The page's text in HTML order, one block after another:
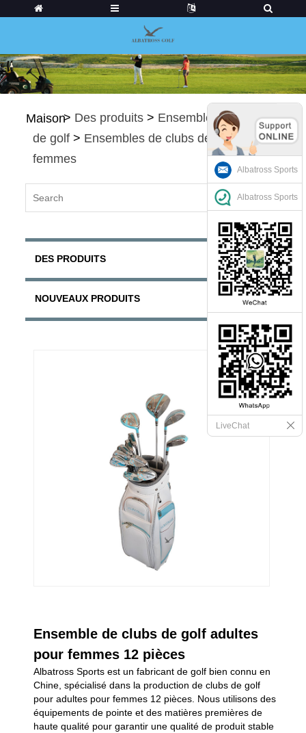
Maison> Des produits > Ensembles de clubs
de golf > Ensembles de clubs de golf pour
femmes
DES PRODUITS
NOUVEAUX PRODUITS
Ensemble de clubs de golf adultes
pour femmes 12 pièces
Albatross Sports est un fabricant de golf bien connu en
Chine, spécialisé dans la production de clubs de golf
pour adultes pour femmes 12 pièces. Nous utilisons des
équipements de pointe et des matières premières de
haute qualité pour garantir une qualité de produit stable
Albatross Sports
Albatross Sports
LiveChat